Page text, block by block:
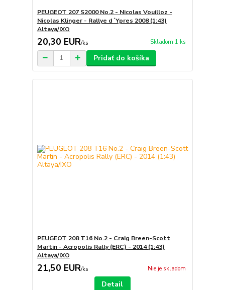
PEUGEOT 207 S2000 No.2 - Nicolas Vouilloz -
Nicolas Klinger - Rallye d´Ypres 2008 (1:43)
Altaya/IXO
20,30 EUR/ks Skladom 1 ks
Pridať do košíka
PEUGEOT 208 T16 No.2 - Craig Breen-Scott
Martin - Acropolis Rally (ERC) - 2014 (1:43)
Altaya/IXO
21,50 EUR/ks Nie je skladom
Detail